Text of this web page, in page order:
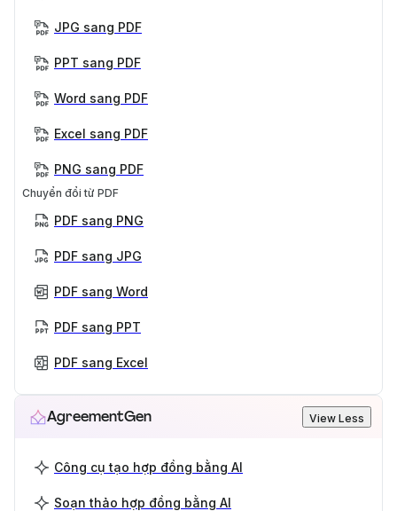
JPG sang PDF
PPT sang PDF
Word sang PDF
Excel sang PDF
PNG sang PDF
Chuyển đổi từ PDF
PDF sang PNG
PDF sang JPG
PDF sang Word
PDF sang PPT
PDF sang Excel
AgreementGen View Less
Công cụ tạo hợp đồng bằng AI
Soạn thảo hợp đồng bằng AI